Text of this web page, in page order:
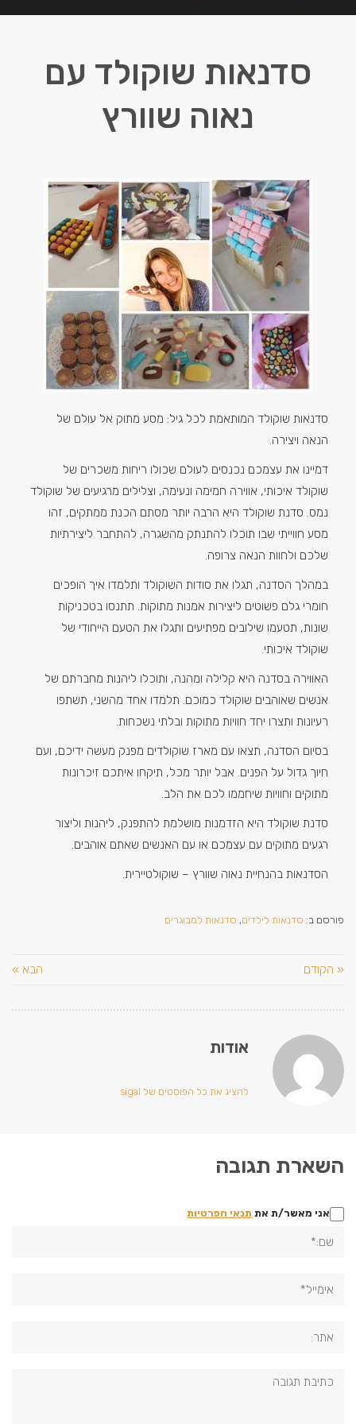
סדנאות שוקולד עם
נאוה שוורץ
סדנאות שוקולד המותאמת לכל גיל: מסע מתוק אל עולם של
הנאה ויצירה.
דמיינו את עצמכם נכנסים לעולם שכולו ריחות משכרים של
שוקולד איכותי, אווירה חמימה ונעימה, וצלילים מרגיעים של שוקולד
נמס. סדנת שוקולד היא הרבה יותר מסתם הכנת ממתקים, זהו
מסע חווייתי שבו תוכלו להתנתק מהשגרה, להתחבר ליצירתיות
שלכם ולחוות הנאה צרופה.
במהלך הסדנה, תגלו את סודות השוקולד ותלמדו איך הופכים
חומרי גלם פשוטים ליצירות אמנות מתוקות. תתנסו בטכניקות
שונות, תטעמו שילובים מפתיעים ותגלו את הטעם הייחודי של
שוקולד איכותי.
האווירה בסדנה היא קלילה ומהנה, ותוכלו ליהנות מחברתם של
אנשים שאוהבים שוקולד כמוכם. תלמדו אחד מהשני, תשתפו
רעיונות ותצרו יחד חוויות מתוקות ובלתי נשכחות.
בסיום הסדנה, תצאו עם מארז שוקולדים מפנק מעשה ידיכם, ועם
חיוך גדול על הפנים. אבל יותר מכל, תיקחו איתכם זיכרונות
מתוקים וחוויות שיחממו לכם את הלב.
סדנת שוקולד היא הזדמנות מושלמת להתפנק, ליהנות וליצור
רגעים מתוקים עם עצמכם או עם האנשים שאתם אוהבים.
הסדנאות בהנחיית נאוה שוורץ – שוקולטיירית.
פורסם ב: סדנאות לילדים, סדנאות למבוגרים
« הקודם הבא »
אודות
להציג את כל הפוסטים של sigal
השארת תגובה
אני מאשר/ת את תנאי הפרטיות